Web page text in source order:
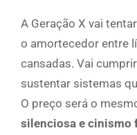
A Geração X vai
o amortecedor entre
cansadas. Vai
sustentar sistemas
O preço será o
silenciosa e cinismo